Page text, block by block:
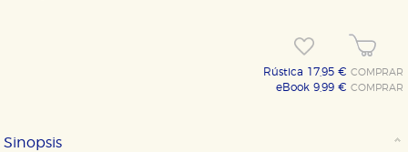
Rústica 17,95 €COMPRAR
eBook 9,99 €COMPRAR
Sinopsis